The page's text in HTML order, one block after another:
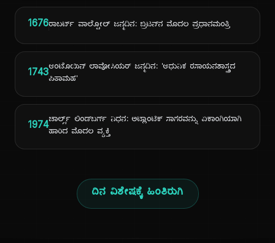
1676ರಾಬರ್ಟ್ ವಾಲ್ಪೋಲ್ ಜನ್ಮದಿನ: ಬ್ರಿಟನ್‌ನ ಮೊದಲ ಪ್ರಧಾನಮಂತ್ರಿ
1743ಆಂಟೊಯಿನ್ ಲಾವೋಸಿಯರ್ ಜನ್ಮದಿನ: 'ಆಧುನಿಕ ರಸಾಯನಶಾಸ್ತ್ರದ
ಪಿತಾಮಹ'
1974ಚಾರ್ಲ್ಸ್ ಲಿಂಡ್‌ಬರ್ಗ್ ನಿಧನ: ಅಟ್ಲಾಂಟಿಕ್ ಸಾಗರವನ್ನು ಏಕಾಂಗಿಯಾಗಿ
ಹಾರಿದ ಮೊದಲ ವ್ಯಕ್ತಿ
ದಿನ ವಿಶೇಷಕ್ಕೆ ಹಿಂತಿರುಗಿ